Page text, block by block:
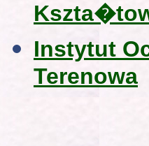
Instytut
Terenowa